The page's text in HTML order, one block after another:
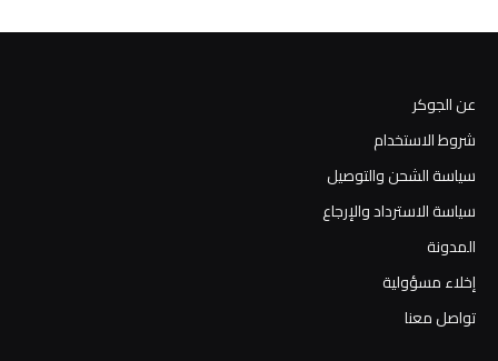
عن الجوكر
شروط الاستخدام
سياسة الشحن والتوصيل
سياسة الاسترداد والإرجاع
المدونة
إخلاء مسؤولية
تواصل معنا